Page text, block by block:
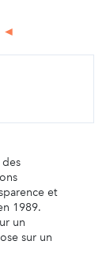
◄
et
1989.
un
sur un